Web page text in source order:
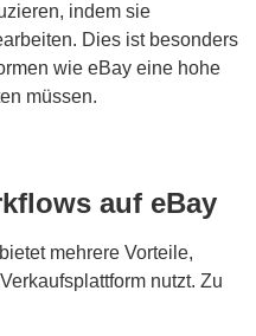
indem sie
Dies ist besonders
wie eBay eine hohe
müssen.
auf eBay
mehrere Vorteile,
nutzt. Zu